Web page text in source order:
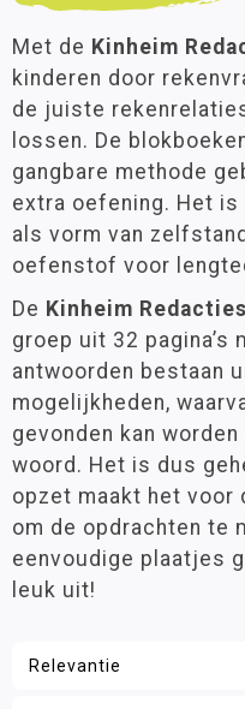
Geld
MAB materiaal
Meten, wegen en
Montessori
Oefenstof snelle
Rekenhulpmiddelen
Ruimtelijk Begrip
Rekenontwikkeling
Rekenspelletjes
Tijd
Vermenigvuldigen en
Taal
Lezen
Schrijven
Groep 4(3)
Groep 5(4)
Groep 6(4)
Groep 7(6)
Groep 8 (6)
Leeftijd
3 - 6 jaar(1)
6 - 9 jaar(5)
9 - 12 jaar(10)
Materiaalkeuze
Pakketten
Werkboeken
(7)
Merk
Kinheim
Met de Kinheim
kinderen door
de juiste
lossen. De
gangbare methode
extra oefening. Het
als vorm van
oefenstof voor
De Kinheim
groep uit 32 pagina’s
antwoorden bestaan
mogelijkheden,
gevonden kan
woord. Het is dus
opzet maakt het voor
om de opdrachten te
eenvoudige plaatjes
leuk uit!